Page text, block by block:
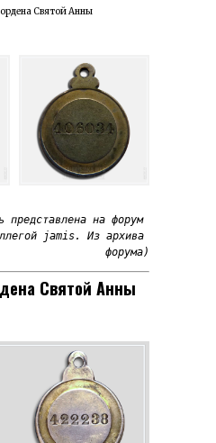
Святой Анны
представлена на форум
jamis. Из архива
форума)
Святой Анны